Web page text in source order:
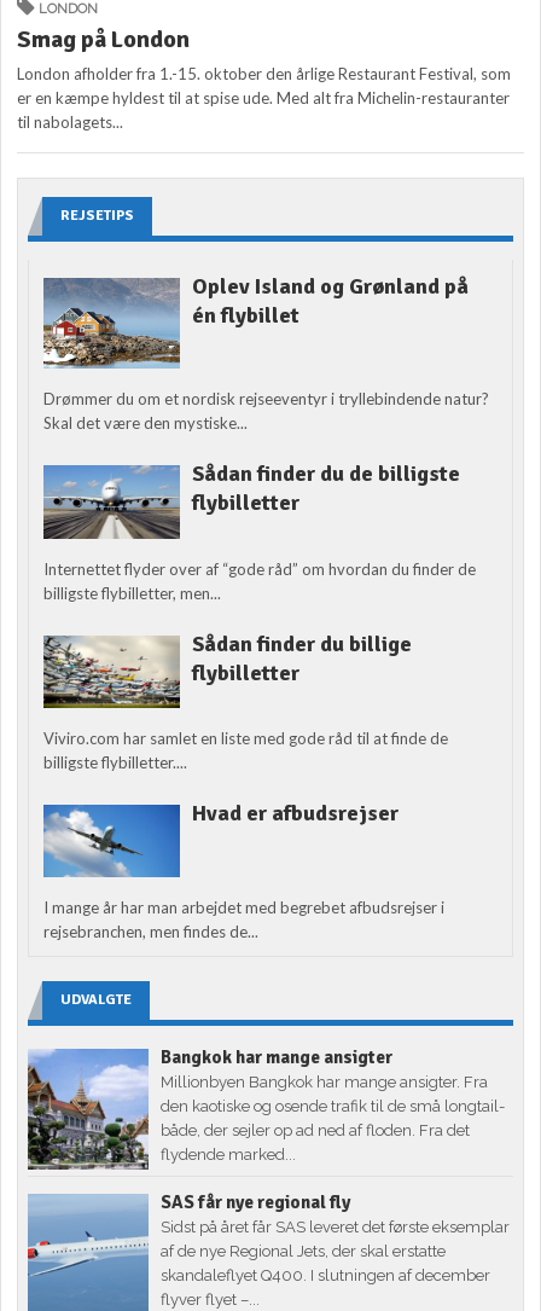
LONDON
Smag på London
London afholder fra 1.-15. oktober den årlige Restaurant Festival, som
er en kæmpe hyldest til at spise ude. Med alt fra Michelin-restauranter
til nabolagets...
REJSETIPS
Oplev Island og Grønland på
én flybillet
Drømmer du om et nordisk rejseeventyr i tryllebindende natur?
Skal det være den mystiske...
Sådan finder du de billigste
flybilletter
Internettet flyder over af “gode råd” om hvordan du finder de
billigste flybilletter, men...
Sådan finder du billige
flybilletter
Viviro.com har samlet en liste med gode råd til at finde de
billigste flybilletter....
Hvad er afbudsrejser
I mange år har man arbejdet med begrebet afbudsrejser i
rejsebranchen, men findes de...
UDVALGTE
Bangkok har mange ansigter
Millionbyen Bangkok har mange ansigter. Fra
den kaotiske og osende trafik til de små longtail-
både, der sejler op ad ned af floden. Fra det
flydende marked...
SAS får nye regional fly
Sidst på året får SAS leveret det første eksemplar
af de nye Regional Jets, der skal erstatte
skandaleflyet Q400. I slutningen af december
flyver flyet –...